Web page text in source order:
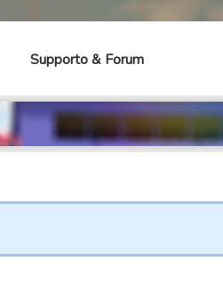
Supporto & Forum